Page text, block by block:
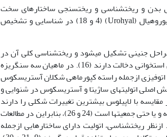
و ریخت­شناسی و ریخت­سنجی ساختار­های سخت
ازجمله سنگریزه شنوایی یا اتولیت (Otolith)(30و32) و استخوان دم­لامه یا یوروهیال (Urohyal) (4 و 18) در شناسایی و تشخیص
جنینی تشکیل می­شود و ریخت­شناسی کلی آن در
مراحل جنینی شکل می­گیرد (17) و ازلحاظ زیستی در شنوایی و تعادل ماهیان استخوانی دخالت دارند (16). در ماهیان سه سنگریزه
ازجمله راسته کپورماهی شکلان آستریسکوس
دریایی ساژیتا بزرگترین سنگریزه شنوایی می­باشد (12). نقش اصلی اتولیت­های ساژیتا و آستریسکوس در شنوایی و
آستریسکوس و ساژیتا در مقایسه با لاپیلوس بیشترین تغییرات شکلی را دارند
(12). هر سنگریزه شنوایی شکل و ویژگی­های خاصی دارد که مختص همان گونه و یا حتی جمعیت­ها است (24 و 26)، بنابراین در مطالعات
تبارزایی و شیلاتی کاربرد و اهمیت بیشتری دارند (26 و 29). ازنظر ریخت­شناسی، اتولیت دارای ساختار­هایی ازجمله